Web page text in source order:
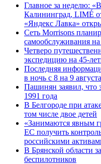
Главное за неделю:
Калининград, LIMÉ
«Яндекс Лавка»
Сеть Morrisons
самообслуживания
Четверо
экспедицию на 45-
Последняя
в ночь с 8 на 9 августа
Пашинян заявил, что
1991 года
В Белгороде при
том числе двое детей
«Занимаются явным
ЕС получить
российскими
В Брянской области
беспилотников